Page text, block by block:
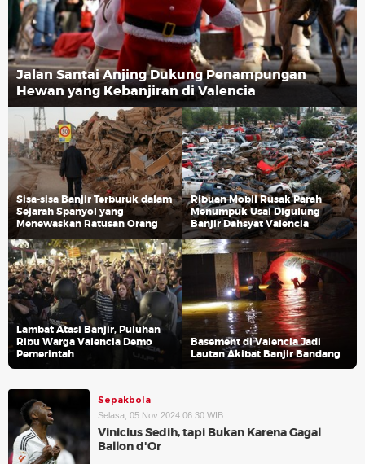
Jalan Santai Anjing Dukung Penampungan
Hewan yang Kebanjiran di Valencia
Sisa-sisa Banjir Terburuk dalam
Sejarah Spanyol yang
Menewaskan Ratusan Orang
Ribuan Mobil Rusak Parah
Menumpuk Usai Digulung
Banjir Dahsyat Valencia
Lambat Atasi Banjir, Puluhan
Ribu Warga Valencia Demo
Pemerintah
Basement di Valencia Jadi
Lautan Akibat Banjir Bandang
Sepakbola
Selasa, 05 Nov 2024 06:30 WIB
Vinicius Sedih, tapi Bukan Karena Gagal
Ballon d'Or